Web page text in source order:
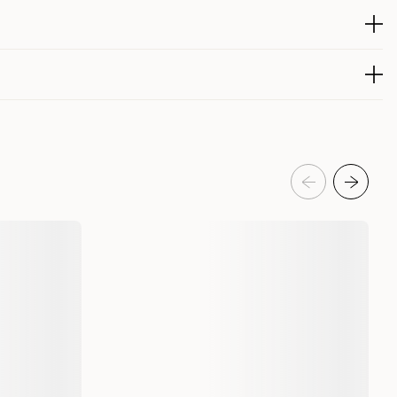
att det kan ske viss missfärgning med färgat läder.
231307003
Hunter